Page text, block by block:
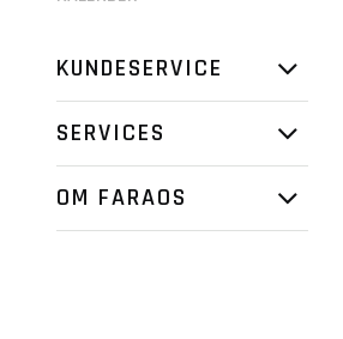
KUNDESERVICE
SERVICES
OM FARAOS